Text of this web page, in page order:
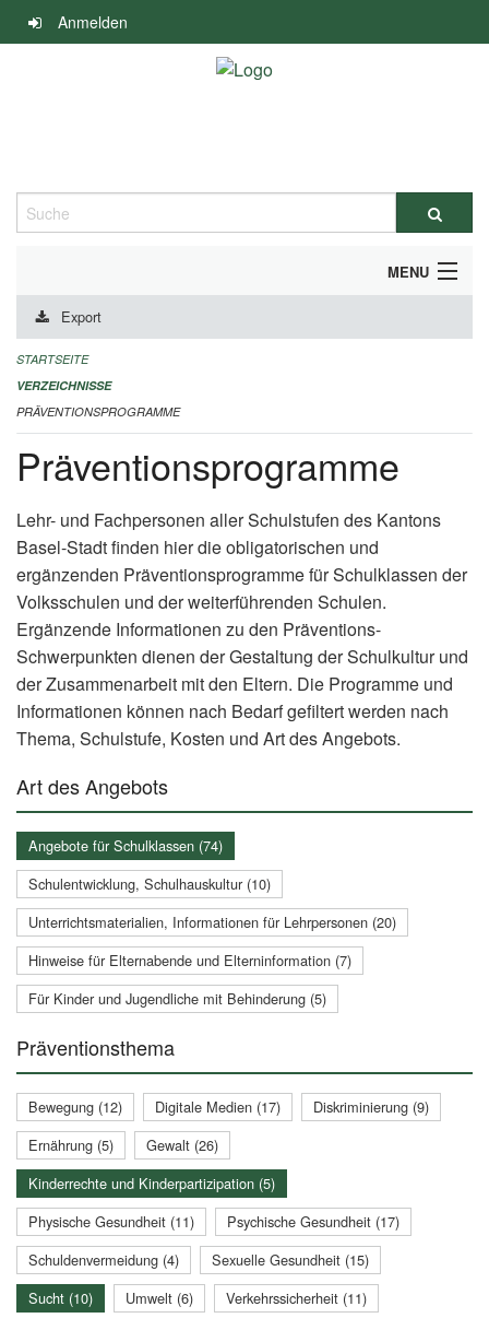
Navigation
überspringen
Anmelden
Suche
MENU
DURCHFÜHRUNG UND FINANZIERUNG
IMPRESSUM
Export
STARTSEITE
VERZEICHNISSE
PRÄVENTIONSPROGRAMME
Präventionsprogramme
Lehr- und Fachpersonen aller Schulstufen des Kantons
Basel-Stadt finden hier die obligatorischen und
ergänzenden Präventionsprogramme für Schulklassen der
Volksschulen und der weiterführenden Schulen.
Ergänzende Informationen zu den Präventions-
Schwerpunkten dienen der Gestaltung der Schulkultur und
der Zusammenarbeit mit den Eltern. Die Programme und
Informationen können nach Bedarf gefiltert werden nach
Thema, Schulstufe, Kosten und Art des Angebots.
Art des Angebots
Angebote für Schulklassen (74)
Schulentwicklung, Schulhauskultur (10)
Unterrichtsmaterialien, Informationen für Lehrpersonen (20)
Hinweise für Elternabende und Elterninformation (7)
Für Kinder und Jugendliche mit Behinderung (5)
Präventionsthema
Bewegung (12) Digitale Medien (17)
Diskriminierung (9)
Ernährung (5)
Gewalt (26)
Kinderrechte und Kinderpartizipation (5)
Physische Gesundheit (11)
Psychische Gesundheit (17)
Schuldenvermeidung (4)
Sexuelle Gesundheit (15)
Sucht (10)
Umwelt (6) Verkehrssicherheit (11)